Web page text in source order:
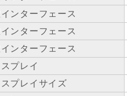
ンターフェース
ンターフェース
ンターフェース
プレイ
プレイサイズ